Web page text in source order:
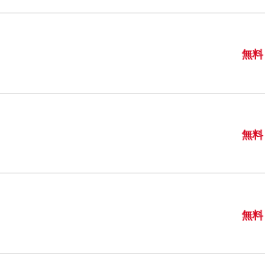
無料
無料
無料